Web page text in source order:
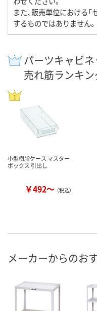
また、販売単位における
するものではありません
パーツキャビネ
売れ筋ランキン
小型樹脂ケース マスター
ボックス 引出し
￥492～ （税込）
メーカーからのお